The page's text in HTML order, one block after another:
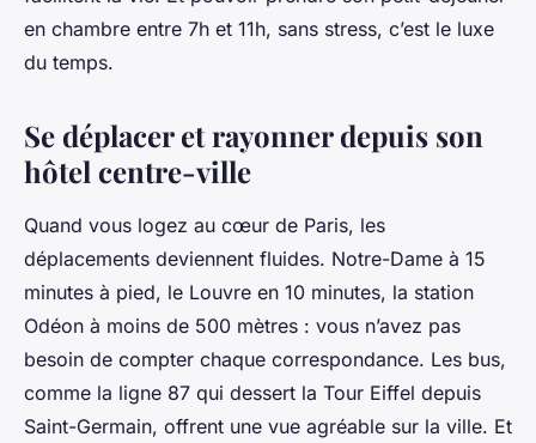
en chambre entre 7h et 11h, sans stress, c’est le luxe
du temps.
Se déplacer et rayonner depuis son
hôtel centre-ville
Quand vous logez au cœur de Paris, les
déplacements deviennent fluides. Notre-Dame à 15
minutes à pied, le Louvre en 10 minutes, la station
Odéon à moins de 500 mètres : vous n’avez pas
besoin de compter chaque correspondance. Les bus,
comme la ligne 87 qui dessert la Tour Eiffel depuis
Saint-Germain, offrent une vue agréable sur la ville. Et